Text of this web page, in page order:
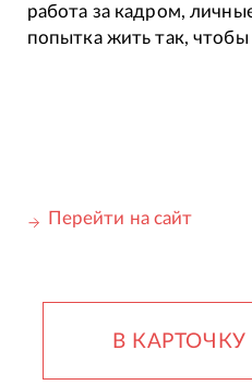
работа за кадром,
попытка жить так,
Перейти на сайт
В